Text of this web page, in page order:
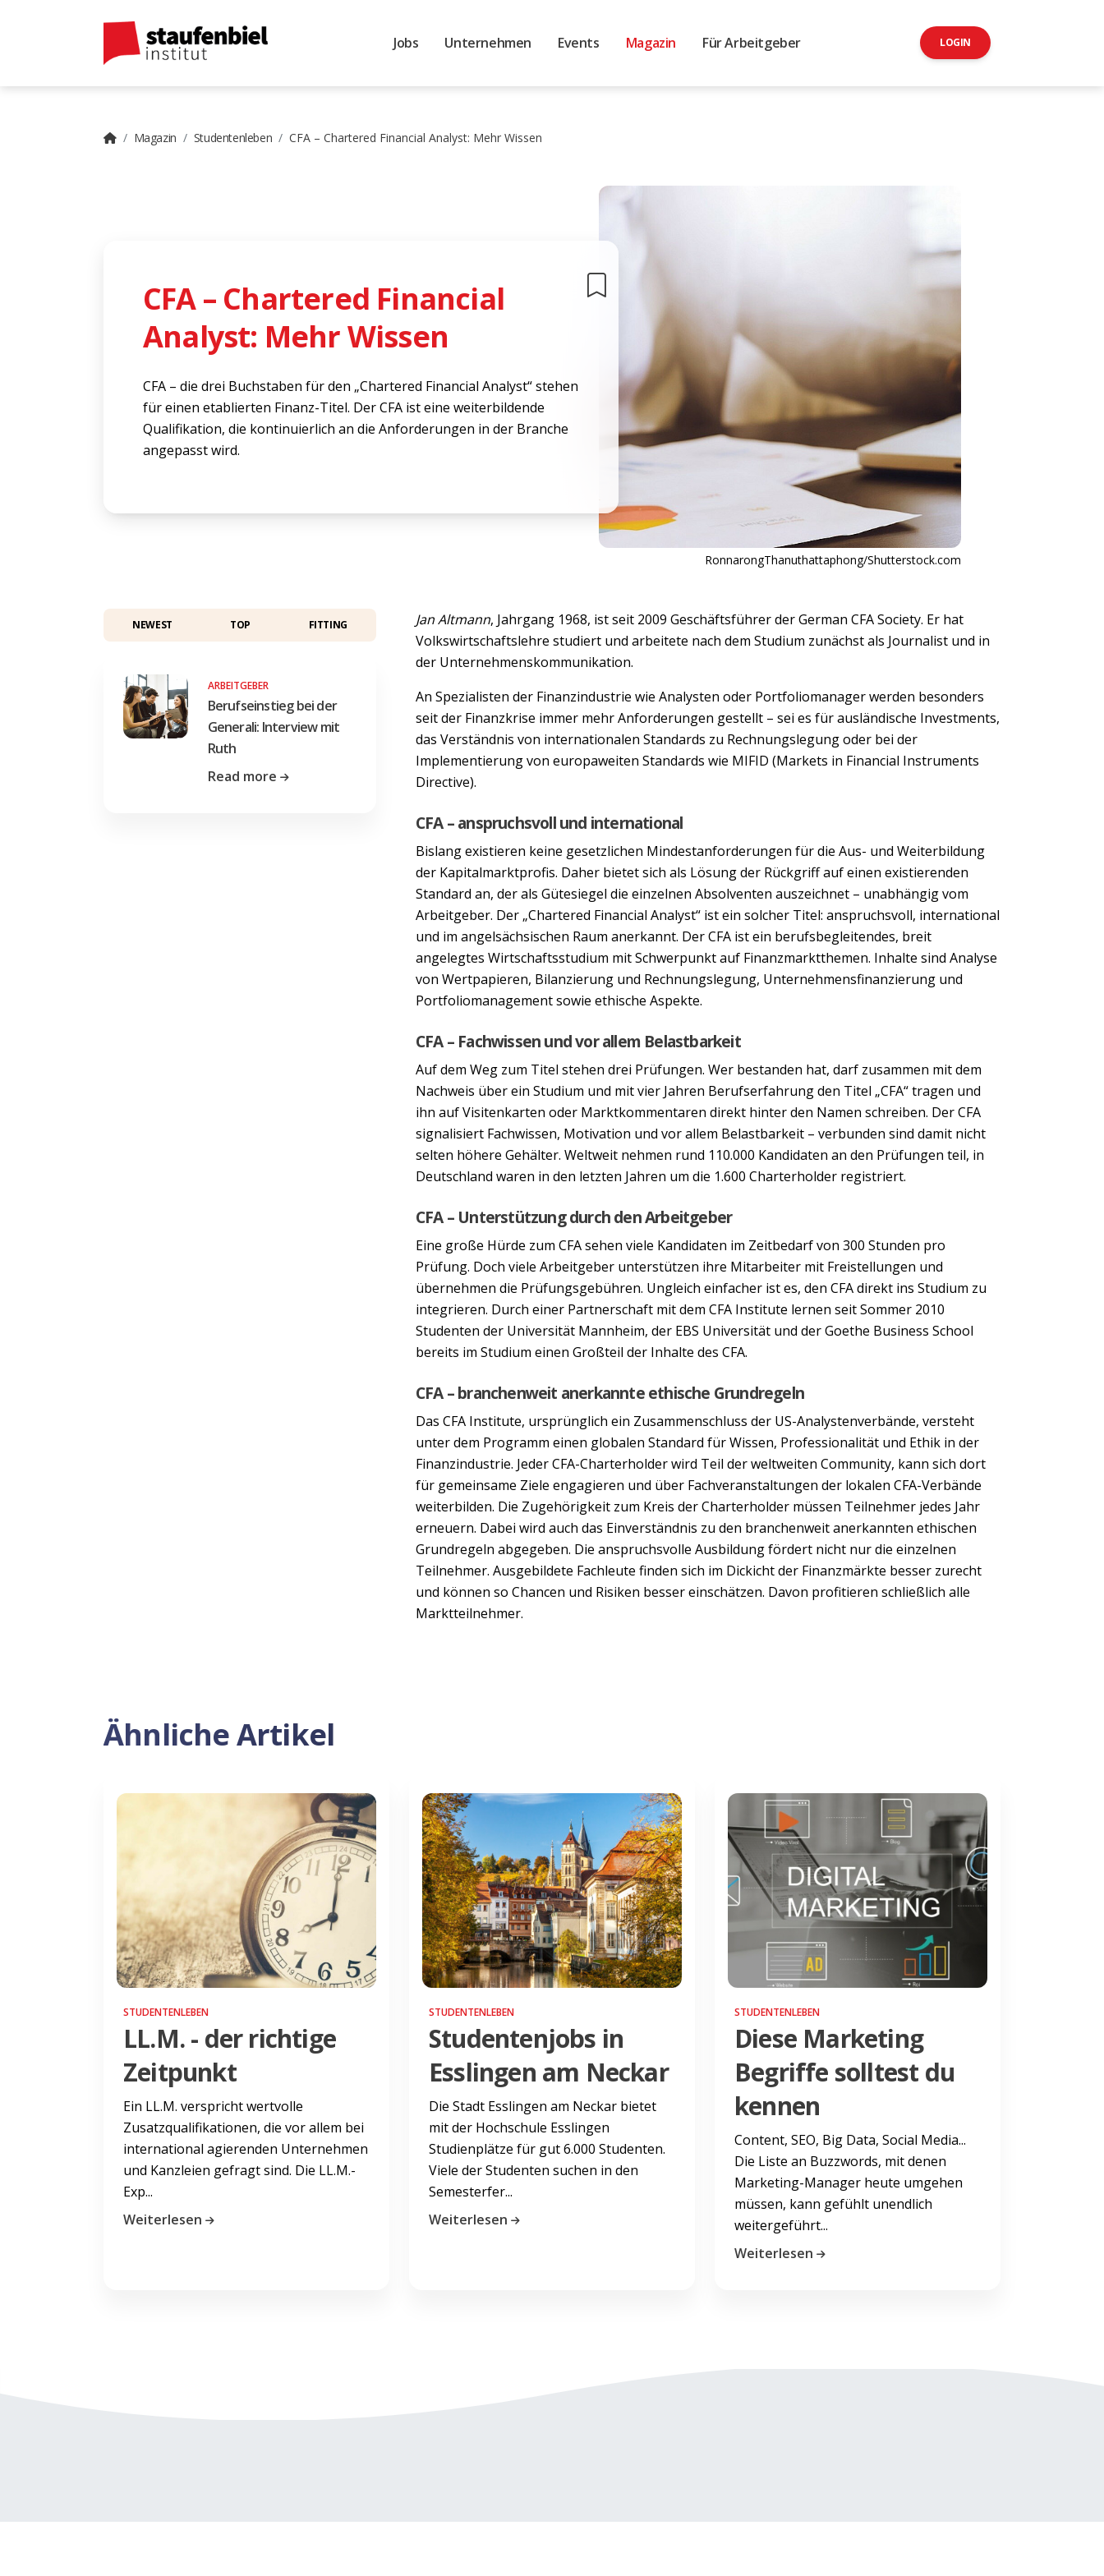
Jobs Unternehmen Events Magazin Für Arbeitgeber LOGIN
Magazin Studentenleben CFA – Chartered Financial Analyst: Mehr Wissen
CFA – Chartered Financial
Analyst: Mehr Wissen
CFA – die drei Buchstaben für den „Chartered Financial Analyst“ stehen
für einen etablierten Finanz-Titel. Der CFA ist eine weiterbildende
Qualifikation, die kontinuierlich an die Anforderungen in der Branche
angepasst wird.
RonnarongThanuthattaphong/Shutterstock.com
NEWEST TOP FITTING
ARBEITGEBER
Berufseinstieg bei der
Generali: Interview mit
Ruth
Read more
Jan Altmann, Jahrgang 1968, ist seit 2009 Geschäftsführer der German CFA Society. Er hat
Volkswirtschaftslehre studiert und arbeitete nach dem Studium zunächst als Journalist und in
der Unternehmenskommunikation.
An Spezialisten der Finanzindustrie wie Analysten oder Portfoliomanager werden besonders
seit der Finanzkrise immer mehr Anforderungen gestellt – sei es für ausländische Investments,
das Verständnis von internationalen Standards zu Rechnungslegung oder bei der
Implementierung von europaweiten Standards wie MIFID (Markets in Financial Instruments
Directive).
CFA – anspruchsvoll und international
Bislang existieren keine gesetzlichen Mindestanforderungen für die Aus- und Weiterbildung
der Kapitalmarktprofis. Daher bietet sich als Lösung der Rückgriff auf einen existierenden
Standard an, der als Gütesiegel die einzelnen Absolventen auszeichnet – unabhängig vom
Arbeitgeber. Der „Chartered Financial Analyst“ ist ein solcher Titel: anspruchsvoll, international
und im angelsächsischen Raum anerkannt. Der CFA ist ein berufsbegleitendes, breit
angelegtes Wirtschaftsstudium mit Schwerpunkt auf Finanzmarktthemen. Inhalte sind Analyse
von Wertpapieren, Bilanzierung und Rechnungslegung, Unternehmensfinanzierung und
Portfoliomanagement sowie ethische Aspekte.
CFA – Fachwissen und vor allem Belastbarkeit
Auf dem Weg zum Titel stehen drei Prüfungen. Wer bestanden hat, darf zusammen mit dem
Nachweis über ein Studium und mit vier Jahren Berufserfahrung den Titel „CFA“ tragen und
ihn auf Visitenkarten oder Marktkommentaren direkt hinter den Namen schreiben. Der CFA
signalisiert Fachwissen, Motivation und vor allem Belastbarkeit – verbunden sind damit nicht
selten höhere Gehälter. Weltweit nehmen rund 110.000 Kandidaten an den Prüfungen teil, in
Deutschland waren in den letzten Jahren um die 1.600 Charterholder registriert.
CFA – Unterstützung durch den Arbeitgeber
Eine große Hürde zum CFA sehen viele Kandidaten im Zeitbedarf von 300 Stunden pro
Prüfung. Doch viele Arbeitgeber unterstützen ihre Mitarbeiter mit Freistellungen und
übernehmen die Prüfungsgebühren. Ungleich einfacher ist es, den CFA direkt ins Studium zu
integrieren. Durch einer Partnerschaft mit dem CFA Institute lernen seit Sommer 2010
Studenten der Universität Mannheim, der EBS Universität und der Goethe Business School
bereits im Studium einen Großteil der Inhalte des CFA.
CFA – branchenweit anerkannte ethische Grundregeln
Das CFA Institute, ursprünglich ein Zusammenschluss der US-Analystenverbände, versteht
unter dem Programm einen globalen Standard für Wissen, Professionalität und Ethik in der
Finanzindustrie. Jeder CFA-Charterholder wird Teil der weltweiten Community, kann sich dort
für gemeinsame Ziele engagieren und über Fachveranstaltungen der lokalen CFA-Verbände
weiterbilden. Die Zugehörigkeit zum Kreis der Charterholder müssen Teilnehmer jedes Jahr
erneuern. Dabei wird auch das Einverständnis zu den branchenweit anerkannten ethischen
Grundregeln abgegeben. Die anspruchsvolle Ausbildung fördert nicht nur die einzelnen
Teilnehmer. Ausgebildete Fachleute finden sich im Dickicht der Finanzmärkte besser zurecht
und können so Chancen und Risiken besser einschätzen. Davon profitieren schließlich alle
Marktteilnehmer.
Ähnliche Artikel
STUDENTENLEBEN
LL.M. - der richtige
Zeitpunkt
Ein LL.M. verspricht wertvolle
Zusatzqualifikationen, die vor allem bei
international agierenden Unternehmen
und Kanzleien gefragt sind. Die LL.M.-
Exp...
Weiterlesen
STUDENTENLEBEN
Studentenjobs in
Esslingen am Neckar
Die Stadt Esslingen am Neckar bietet
mit der Hochschule Esslingen
Studienplätze für gut 6.000 Studenten.
Viele der Studenten suchen in den
Semesterfer...
Weiterlesen
STUDENTENLEBEN
Diese Marketing
Begriffe solltest du
kennen
Content, SEO, Big Data, Social Media...
Die Liste an Buzzwords, mit denen
Marketing-Manager heute umgehen
müssen, kann gefühlt unendlich
weitergeführt...
Weiterlesen